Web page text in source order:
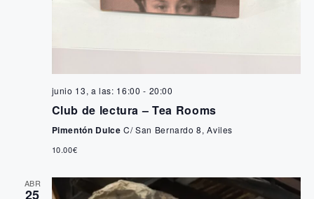
e
n
junio 13, a las: 16:00 - 20:00
Club de lectura – Tea Rooms
Pimentón DulceC/ San Bernardo 8, Aviles
10.00€
ABR
25